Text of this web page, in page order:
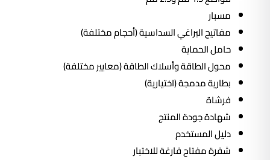
مسبار
مفاتيح البراغي السداسية (أحجام مختلفة)
حامل الحماية
محول الطاقة وأسلاك الطاقة (معايير مختلفة)
بطارية مدمجة (اختيارية)
فرشاة
شهادة جودة المنتج
دليل المستخدم
شفرة مفتاح فارغة للاختبار